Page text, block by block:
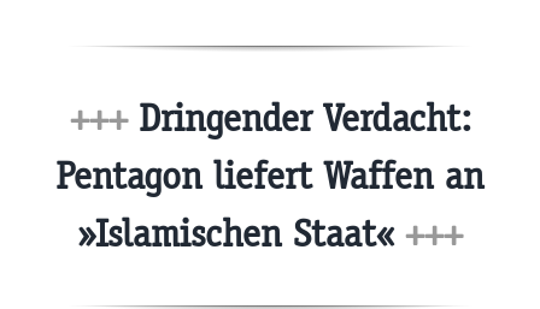
+++Dringender Verdacht:
Pentagon liefert Waffen an
»Islamischen Staat« +++